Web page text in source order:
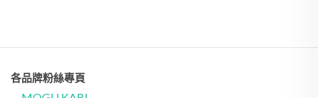
各品牌粉絲專頁